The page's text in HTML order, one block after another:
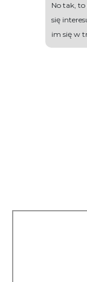
No tak,
się
im się w